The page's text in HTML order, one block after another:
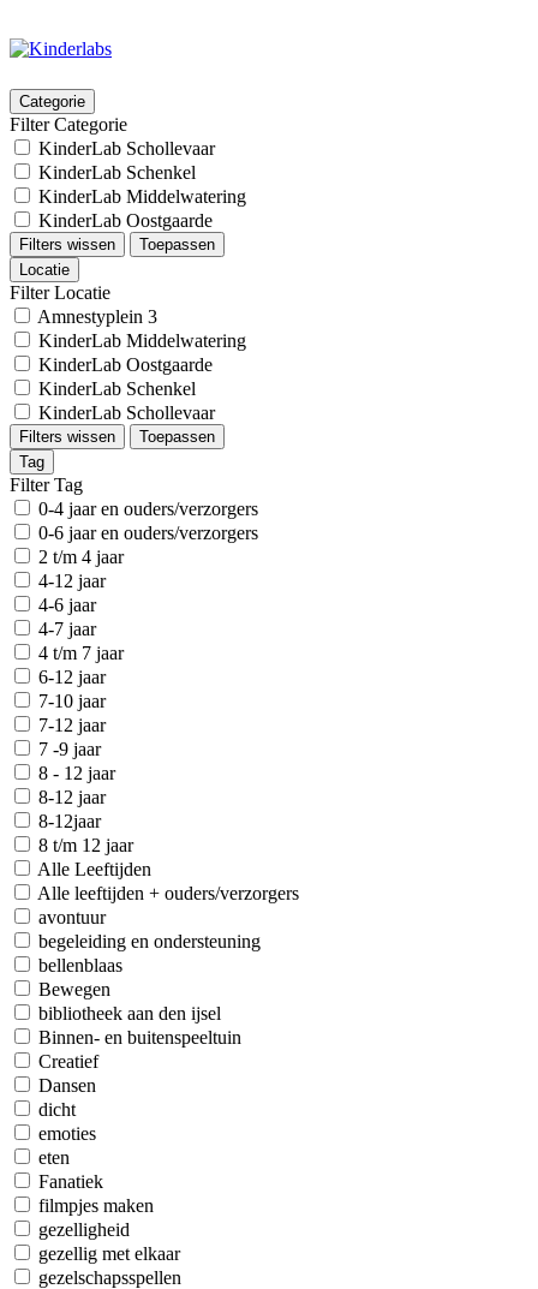
Categorie
Filter Categorie
KinderLab Schollevaar
KinderLab Schenkel
KinderLab Middelwatering
KinderLab Oostgaarde
Filters wissen
Toepassen
Locatie
Filter Locatie
Amnestyplein 3
KinderLab Middelwatering
KinderLab Oostgaarde
KinderLab Schenkel
KinderLab Schollevaar
Filters wissen
Toepassen
Tag
Filter Tag
0-4 jaar en ouders/verzorgers
0-6 jaar en ouders/verzorgers
2 t/m 4 jaar
4-12 jaar
4-6 jaar
4-7 jaar
4 t/m 7 jaar
6-12 jaar
7-10 jaar
7-12 jaar
7 -9 jaar
8 - 12 jaar
8-12 jaar
8-12jaar
8 t/m 12 jaar
Alle Leeftijden
Alle leeftijden + ouders/verzorgers
avontuur
begeleiding en ondersteuning
bellenblaas
Bewegen
bibliotheek aan den ijsel
Binnen- en buitenspeeltuin
Creatief
Dansen
dicht
emoties
eten
Fanatiek
filmpjes maken
gezelligheid
gezellig met elkaar
gezelschapsspellen